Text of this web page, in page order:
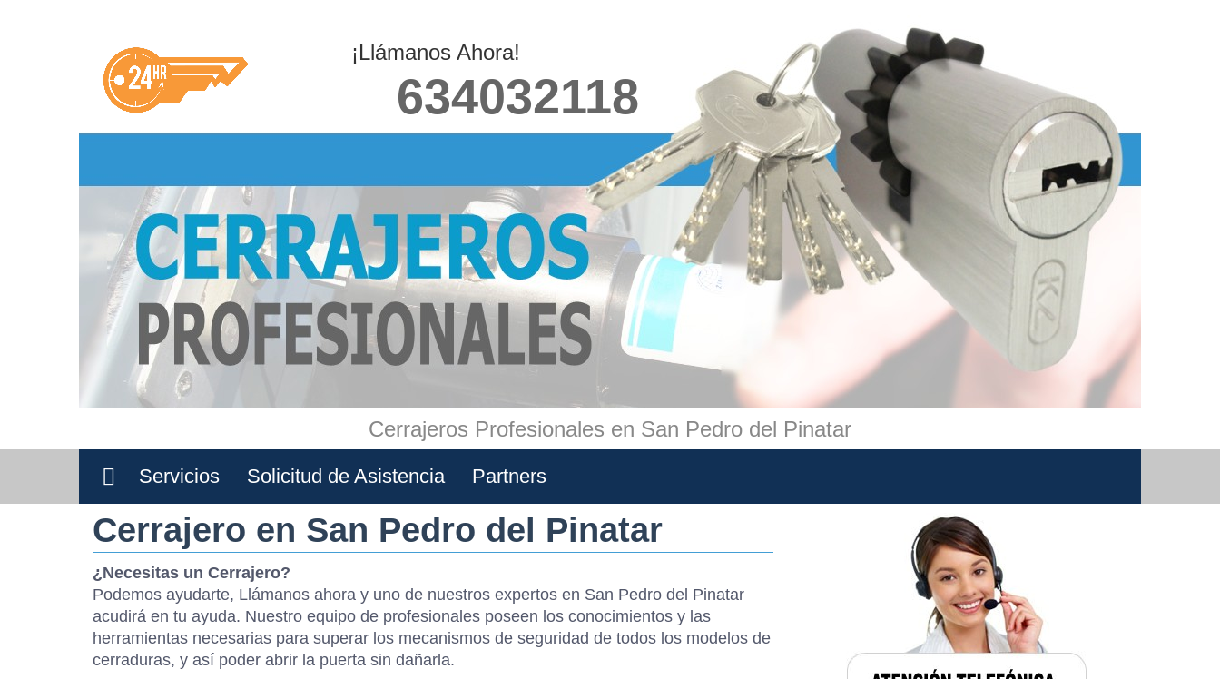
¡Llámanos Ahora!
634032118
Cerrajeros Profesionales en San Pedro del Pinatar
Servicios Solicitud de Asistencia Partners
Cerrajero en San Pedro del Pinatar
¿Necesitas un Cerrajero?
Podemos ayudarte, Llámanos ahora y uno de nuestros expertos en San Pedro del Pinatar
acudirá en tu ayuda. Nuestro equipo de profesionales poseen los conocimientos y las
herramientas necesarias para superar los mecanismos de seguridad de todos los modelos de
cerraduras, y así poder abrir la puerta sin dañarla.